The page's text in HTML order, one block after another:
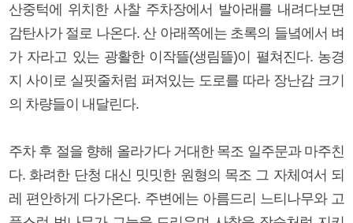
산중턱에 위치한 사찰 주차장에서 발아래를 내려다보면
감탄사가 절로 나온다. 산 아래쪽에는 초록의 들녘에서 벼
가 자라고 있는 광활한 이작뜰(생림뜰)이 펼쳐진다. 농경
지 사이로 실핏줄처럼 퍼져있는 도로를 따라 장난감 크기
의 차량들이 내달린다.
주차 후 절을 향해 올라가다 거대한 목조 일주문과 마주친
다. 화려한 단청 대신 밋밋한 원형의 목조 그 자체여서 되
레 편안하게 다가온다. 주변에는 아름드리 느티나무와 고